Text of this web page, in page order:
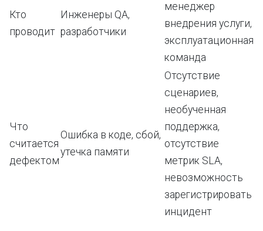
Кто
проводит
Инженеры QA,
разработчики
менеджер
внедрения услуги,
эксплуатационная
команда
Что
считается
дефектом
Ошибка в коде, сбой,
утечка памяти
Отсутствие
сценариев,
необученная
поддержка,
отсутствие
метрик SLA,
невозможность
зарегистрировать
инцидент